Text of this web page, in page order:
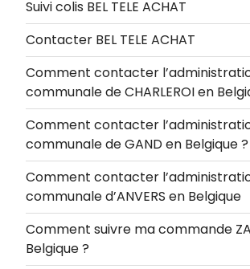
Suivi colis BEL TELE ACHAT
Contacter BEL TELE ACHAT
Comment contacter
communale de CHARLEROI en
Comment contacter
communale de GAND en Belgique ?
Comment contacter
communale d’ANVERS en Belgique
Comment suivre ma commande
Belgique ?